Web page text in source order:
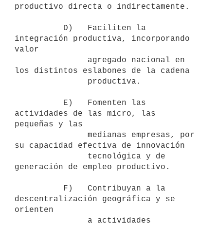
productivo directa o indirectamente.
integración productiva, incorporando
valor
los distintos eslabones de la cadena
actividades de las micro, las
pequeñas y las
su capacidad efectiva de innovación
generación de empleo productivo.
descentralización geográfica y se
orienten